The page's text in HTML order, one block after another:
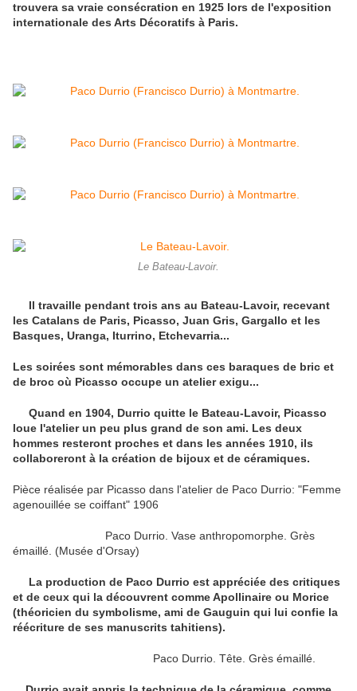
trouvera sa vraie consécration en 1925 lors de l'exposition
internationale des Arts Décoratifs à Paris.
Le Bateau-Lavoir.
Il travaille pendant trois ans au Bateau-Lavoir, recevant
les Catalans de Paris, Picasso, Juan Gris, Gargallo et les
Basques, Uranga, Iturrino, Etchevarria...
Les soirées sont mémorables dans ces baraques de bric et
de broc où Picasso occupe un atelier exigu...
Quand en 1904, Durrio quitte le Bateau-Lavoir, Picasso
loue l'atelier un peu plus grand de son ami. Les deux
hommes resteront proches et dans les années 1910, ils
collaboreront à la création de bijoux et de céramiques.
Pièce réalisée par Picasso dans l'atelier de Paco Durrio: "Femme
agenouillée se coiffant" 1906
Paco Durrio. Vase anthropomorphe. Grès
émaillé. (Musée d'Orsay)
La production de Paco Durrio est appréciée des critiques
et de ceux qui la découvrent comme Apollinaire ou Morice
(théoricien du symbolisme, ami de Gauguin qui lui confie la
réécriture de ses manuscrits tahitiens).
Paco Durrio. Tête. Grès émaillé.